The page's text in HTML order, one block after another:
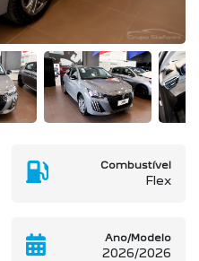
Combustível
Flex
Ano/Modelo
2026/2026